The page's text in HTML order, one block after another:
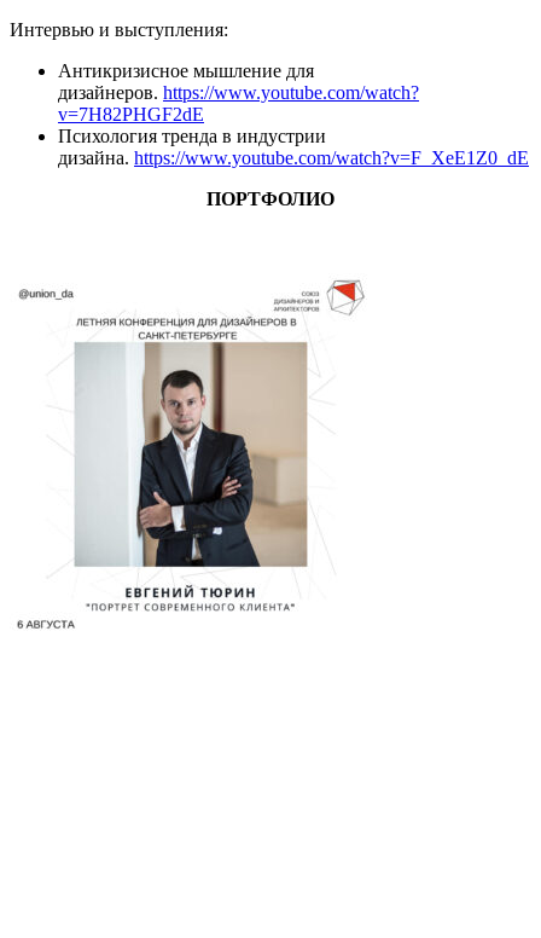
Интервью и выступления:
Антикризисное мышление для
дизайнеров. https://www.youtube.com/watch?
v=7H82PHGF2dE
Психология тренда в индустрии
дизайна. https://www.youtube.com/watch?v=F_XeE1Z0_dE
ПОРТФОЛИО